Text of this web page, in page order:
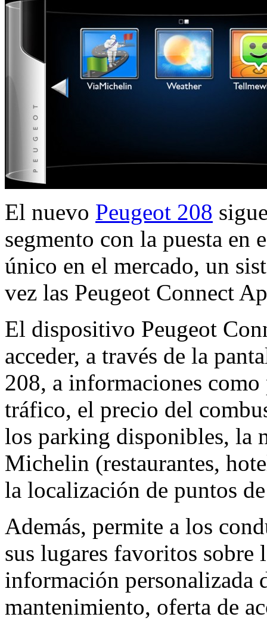
El nuevo Peugeot 208
segmento con la puesta en
único en el mercado, un
vez las Peugeot Connect
El dispositivo Peugeot
acceder, a través de la
208, a informaciones
tráfico, el precio del
los parking disponibles, la
Michelin (restaurantes,
la localización de puntos
Además, permite a los
sus lugares favoritos sobre
información personalizada
mantenimiento, oferta de